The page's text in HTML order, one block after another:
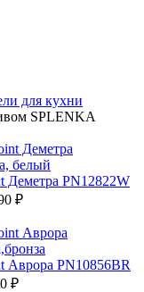
для кухни
SPLENKA
Деметра PN12822W
₽
Аврора PN10856BR
₽